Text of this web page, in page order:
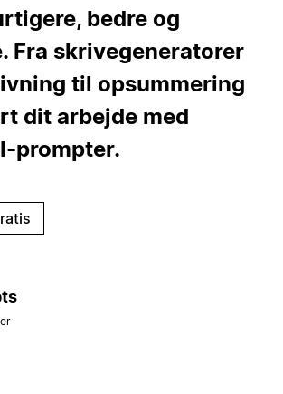
bedre og
Fra skrivegeneratorer
til opsummering
dit arbejde med
prompter.